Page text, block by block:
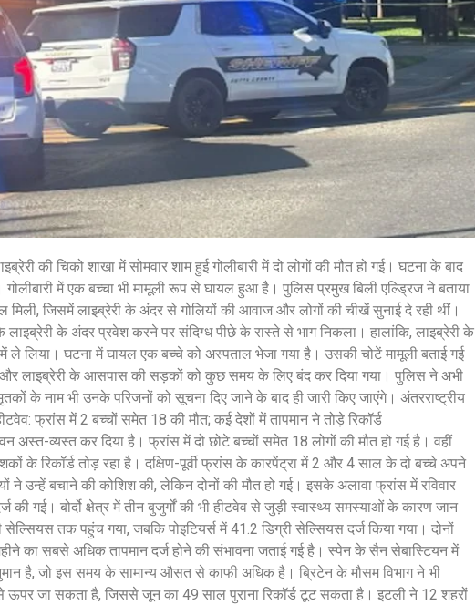
की चिको शाखा में सोमवार शाम हुई गोलीबारी में दो लोगों की मौत हो गई। घटना के बाद
गोलीबारी में एक बच्चा भी मामूली रूप से घायल हुआ है। पुलिस प्रमुख बिली एल्ड्रिज ने बताया
जिसमें लाइब्रेरी के अंदर से गोलियों की आवाज और लोगों की चीखें सुनाई दे रही थीं।
के अंदर प्रवेश करने पर संदिग्ध पीछे के रास्ते से भाग निकला। हालांकि, लाइब्रेरी के
में ले लिया। घटना में घायल एक बच्चे को अस्पताल भेजा गया है। उसकी चोटें मामूली बताई गई
और लाइब्रेरी के आसपास की सड़कों को कुछ समय के लिए बंद कर दिया गया। पुलिस ने अभी
के नाम भी उनके परिजनों को सूचना दिए जाने के बाद ही जारी किए जाएंगे। अंतरराष्ट्रीय
फ्रांस में 2 बच्चों समेत 18 की मौत; कई देशों में तापमान ने तोड़े रिकॉर्ड
अस्त-व्यस्त कर दिया है। फ्रांस में दो छोटे बच्चों समेत 18 लोगों की मौत हो गई है। वहीं
के रिकॉर्ड तोड़ रहा है। दक्षिण-पूर्वी फ्रांस के कारपेंट्रा में 2 और 4 साल के दो बच्चे अपने
ने उन्हें बचाने की कोशिश की, लेकिन दोनों की मौत हो गई। इसके अलावा फ्रांस में रविवार
गई। बोर्दो क्षेत्र में तीन बुजुर्गों की भी हीटवेव से जुड़ी स्वास्थ्य समस्याओं के कारण जान
सेल्सियस तक पहुंच गया, जबकि पोइटियर्स में 41.2 डिग्री सेल्सियस दर्ज किया गया। दोनों
का सबसे अधिक तापमान दर्ज होने की संभावना जताई गई है। स्पेन के सैन सेबास्टियन में
है, जो इस समय के सामान्य औसत से काफी अधिक है। ब्रिटेन के मौसम विभाग ने भी
ऊपर जा सकता है, जिससे जून का 49 साल पुराना रिकॉर्ड टूट सकता है। इटली ने 12 शहरों
शेयर करें -
शेयर करें -